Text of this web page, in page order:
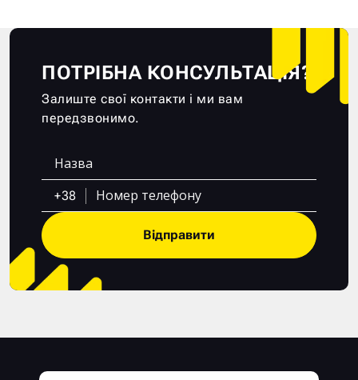
ПОТРІБНА КОНСУЛЬТАЦІЯ?
Залиште свої контакти і ми вам
передзвонимо.
+38
Відправити